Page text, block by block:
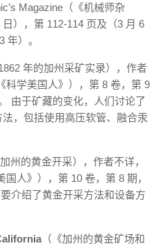
Magazine（《机械师杂
），第 112-114 页及（3 月 6
年）。
1862 年的加州采矿实录），作者
科学美国人》），第 8 卷，第 9
由于矿藏的变化，人们讨论了
，包括使用高压软管、融合汞
加州的黄金开采），作者不详，
人》），第 10 卷，第 8 期，
介绍了黄金开采方法和设备方
（《加州的黄金矿场和